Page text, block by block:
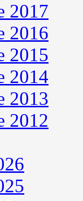
2017
2016
2015
2014
2013
2012